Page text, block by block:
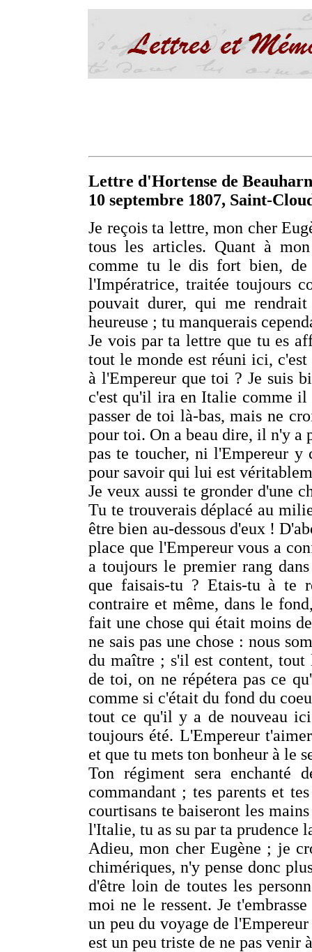
Lettre d'Hortense de
10 septembre 1807, Saint-
Je reçois ta lettre, mon cher
tous les articles. Quant à
comme tu le dis fort bien, de
l'Impératrice, traitée toujours
pouvait durer, qui me
heureuse ; tu manquerais
Je vois par ta lettre que tu es
tout le monde est réuni ici,
à l'Empereur que toi ? Je suis
c'est qu'il ira en Italie comme il
passer de toi là-bas, mais ne
pour toi. On a beau dire, il n'y a
pas te toucher, ni l'Empereur y
pour savoir qui lui est
Je veux aussi te gronder d'une
Tu te trouverais déplacé au
être bien au-dessous d'eux !
place que l'Empereur vous a
a toujours le premier rang
que faisais-tu ? Etais-tu à te
contraire et même, dans le
fait une chose qui était moins
ne sais pas une chose : nous
du maître ; s'il est content,
de toi, on ne répétera pas ce
comme si c'était du fond du
tout ce qu'il y a de nouveau
toujours été. L'Empereur
et que tu mets ton bonheur à le
Ton régiment sera
commandant ; tes parents et
courtisans te baiseront les
l'Italie, tu as su par ta prudence
Adieu, mon cher Eugène ; je
chimériques, n'y pense donc
d'être loin de toutes les
moi ne le ressent. Je
un peu du voyage de
est un peu triste de ne pas venir